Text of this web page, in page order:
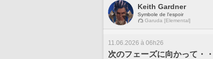
Keith Gardner
Symbole de l'espoir
Garuda [Elemental]
11.06.2026 à 06h26
次のフェーズに向かって・・